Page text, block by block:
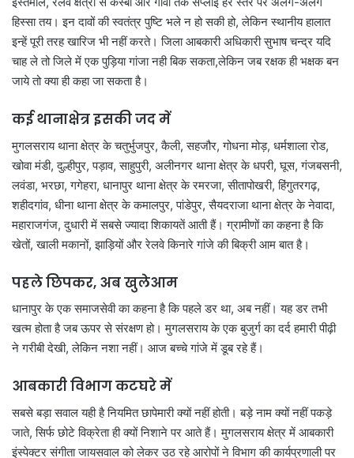
हिस्सा तय। इन दावों की स्वतंत्र पुष्टि भले न हो सकी हो, लेकिन स्थानीय हालात
इन्हें पूरी तरह खारिज भी नहीं करते। जिला आबकारी अधिकारी सुभाष चन्द्र यदि
चाह ले तो जिले में एक पुड़िया गांजा नही बिक सकता,लेकिन जब रक्षक ही भक्षक बन
जाये तो क्या ही कहा जा सकता है।
कई थानाक्षेत्र इसकी जद में
मुगलसराय थाना क्षेत्र के चतुर्भुजपुर, कैली, सहजौर, गोधना मोड़, धर्मशाला रोड,
खोवा मंडी, दुल्हीपुर, पड़ाव, साहुपुरी, अलीनगर थाना क्षेत्र के धपरी, घूस, गंजबसनी,
लवंडा, भरछा, गगेहरा, धानापुर थाना क्षेत्र के रमरजा, सीतापोखरी, हिंगुतरगढ़,
शहीदगांव, धीना थाना क्षेत्र के कमालपुर, पांडेपुर, सैयदराजा थाना क्षेत्र के नेवादा,
महाराजगंज, दुधारी में सबसे ज्यादा शिकायतें आती हैं। ग्रामीणों का कहना है कि
खेतों, खाली मकानों, झाड़ियों और रेलवे किनारे गांजे की बिक्री आम बात है।
पहले छिपकर, अब खुलेआम
धानापुर के एक समाजसेवी का कहना है कि पहले डर था, अब नहीं। यह डर तभी
खत्म होता है जब ऊपर से संरक्षण हो। मुगलसराय के एक बुजुर्ग का दर्द हमारी पीढ़ी
ने गरीबी देखी, लेकिन नशा नहीं। आज बच्चे गांजे में डूब रहे हैं।
आबकारी विभाग कटघरे में
सबसे बड़ा सवाल यही है नियमित छापेमारी क्यों नहीं होती। बड़े नाम क्यों नहीं पकड़े
जाते, सिर्फ छोटे विक्रेता ही क्यों निशाने पर आते हैं। मुगलसराय क्षेत्र में आबकारी
इंस्पेक्टर संगीता जायसवाल को लेकर उठ रहे आरोपों ने विभाग की कार्यप्रणाली पर